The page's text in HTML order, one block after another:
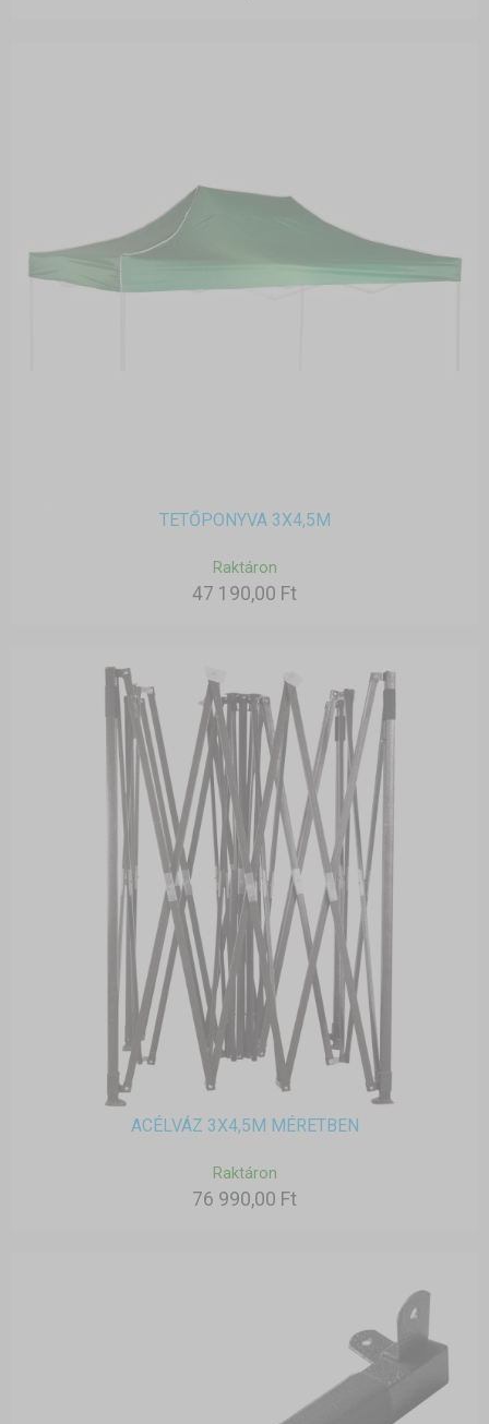
TETŐPONYVA 3X4,5M
Raktáron
47 190,00 Ft
ACÉLVÁZ 3X4,5M MÉRETBEN
Raktáron
76 990,00 Ft